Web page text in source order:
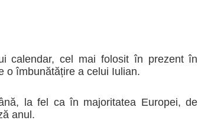
calendar, cel mai folosit în prezent în
o îmbunătățire a celui Iulian.
la fel ca în majoritatea Europei, de
anul.